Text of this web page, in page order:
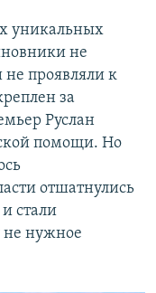
уникальных
не
не проявляли к
за
Руслан
помощи. Но
отшатнулись
стали
не нужное